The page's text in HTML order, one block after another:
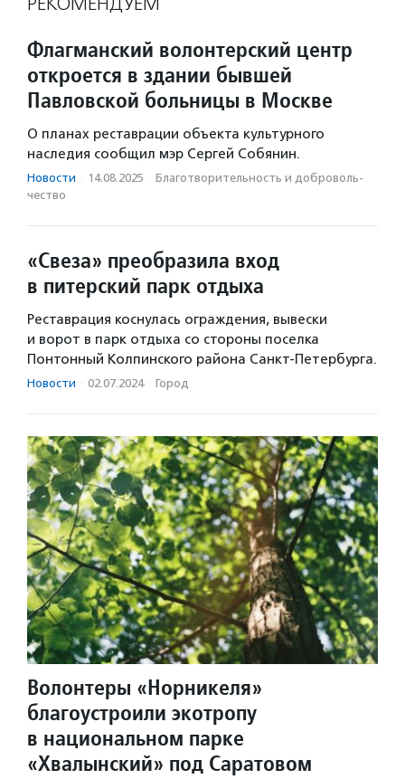
Флагманский волонтерский центр
откроется в здании бывшей
Павловской больницы в Москве
О планах реставрации объекта культурного
наследия сообщил мэр Сергей Собянин.
Новости · 14.08.2025 · Благотвори­тель­ность и доброволь­
чест­во
«Свеза» преобразила вход
в питерский парк отдыха
Реставрация коснулась ограждения, вывески
и ворот в парк отдыха со стороны поселка
Понтонный Колпинского района Санкт-Петербурга.
Новости · 02.07.2024 · Город
Волонтеры «Норникеля»
благоустроили экотропу
в национальном парке
«Хвалынский» под Саратовом